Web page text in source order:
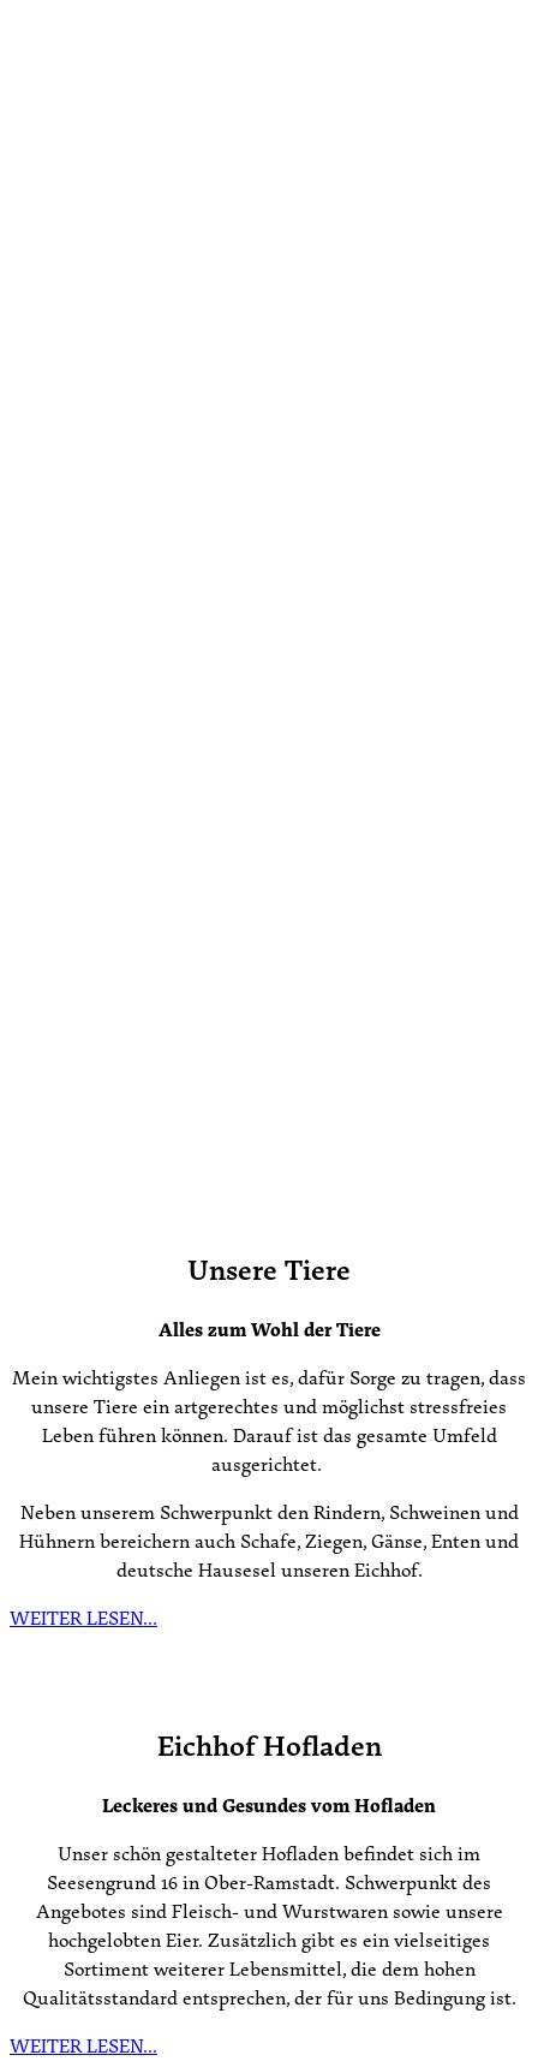
Unsere Tiere
Alles zum Wohl der Tiere
Mein wichtigstes Anliegen ist es, dafür Sorge zu tragen, dass
unsere Tiere ein artgerechtes und möglichst stressfreies
Leben führen können. Darauf ist das gesamte Umfeld
ausgerichtet.
Neben unserem Schwerpunkt den Rindern, Schweinen und
Hühnern bereichern auch Schafe, Ziegen, Gänse, Enten und
deutsche Hausesel unseren Eichhof.
WEITER LESEN…
Eichhof Hofladen
Leckeres und Gesundes vom Hofladen
Unser schön gestalteter Hofladen befindet sich im
Seesengrund 16 in Ober-Ramstadt. Schwerpunkt des
Angebotes sind Fleisch- und Wurstwaren sowie unsere
hochgelobten Eier. Zusätzlich gibt es ein vielseitiges
Sortiment weiterer Lebensmittel, die dem hohen
Qualitätsstandard entsprechen, der für uns Bedingung ist.
WEITER LESEN…